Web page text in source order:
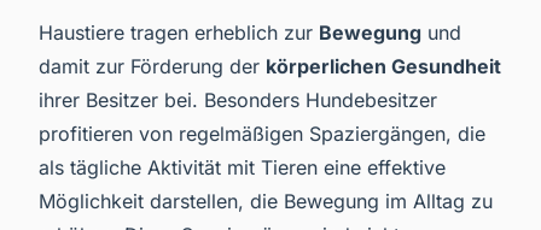
Haustiere tragen erheblich zur Bewegung und
damit zur Förderung der körperlichen Gesundheit
ihrer Besitzer bei. Besonders Hundebesitzer
profitieren von regelmäßigen Spaziergängen, die
als tägliche Aktivität mit Tieren eine effektive
Möglichkeit darstellen, die Bewegung im Alltag zu